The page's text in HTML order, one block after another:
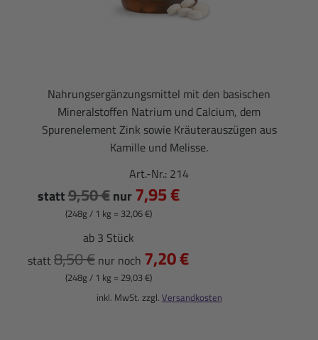
Nahrungsergänzungsmittel mit den basischen
Mineralstoffen Natrium und Calcium, dem
Spurenelement Zink sowie Kräuterauszügen aus
Kamille und Melisse.
Art.-Nr.: 214
statt9,50 €nur7,95 €
(248g / 1 kg = 32,06 €)
ab 3 Stück
statt8,50 € nur noch 7,20 €
(248g / 1 kg = 29,03 €)
inkl. MwSt. zzgl. Versandkosten